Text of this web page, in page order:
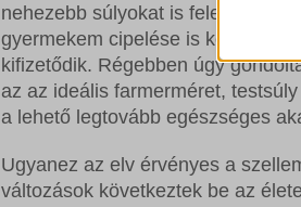
nehezebb súlyokat is felemelni
gyermekem cipelése is
kifizetődik. Régebben úgy
az az ideális farmerméret,
a lehető legtovább egészséges
Ugyanez az elv érvényes a
változások következtek be az
_ga
Ez a